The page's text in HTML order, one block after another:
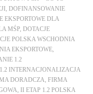
DOFINANSOWANIE
EKSPORTOWE DLA
MŚP
DOTACJE
POLSKA WSCHODNIA
EKSPORTOWE
1.2
INTERNACJONALIZACJA
DORADCZA
FIRMA
II ETAP 1.2 POLSKA